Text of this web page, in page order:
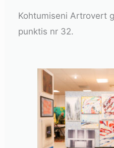
Kohtumiseni Artrovert
punktis nr 32.